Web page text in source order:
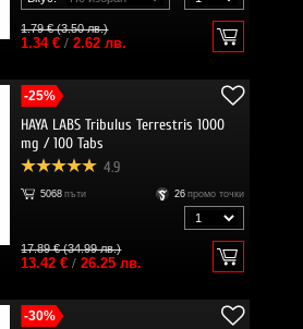
1.79 € (3.50 лв.)
1.34 €/ 2.62 лв.
-25%
HAYA LABS Tribulus Terrestris 1000
mg / 100 Tabs
4.9
5068 пъти 26 промо точки
17.89 € (34.99 лв.)
13.42 €/ 26.25 лв.
-30%